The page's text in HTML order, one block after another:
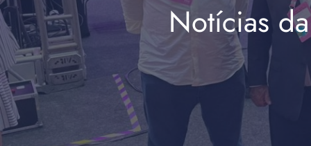
Notícias